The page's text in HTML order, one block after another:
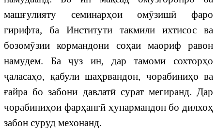
машғулияту семинарҳои омӯзишӣ фаро
гирифта, ба Институти такмили ихтисос ва
бозомӯзии кормандони соҳаи маориф равон
намудем. Ба ҷуз ин, дар тамоми сохторҳо
ҷаласаҳо, қабули шаҳрвандон, чорабиниҳо ва
ғайра бо забони давлатӣ сурат мегиранд. Дар
чорабиниҳои фарҳангӣ ҳунармандон бо дилхоҳ
забон суруд мехонанд.